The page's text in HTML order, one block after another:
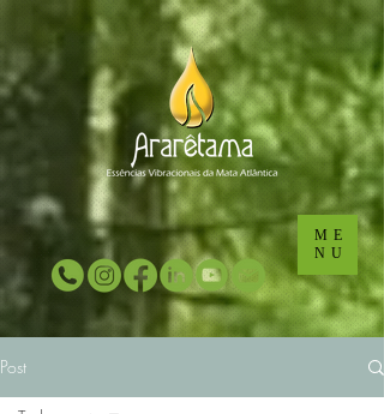
ME
NU
Post